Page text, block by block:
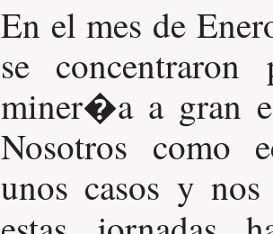
En el mes de
se
miner�a a gran
Nosotros como
unos casos y